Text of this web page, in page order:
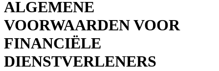
ALGEMENE
VOORWAARDEN VOOR
FINANCIËLE
DIENSTVERLENERS